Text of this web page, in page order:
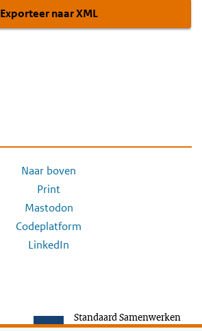
Exporteer naar XML
Naar boven
Print
Mastodon
Codeplatform
LinkedIn
Standaard Samenwerken